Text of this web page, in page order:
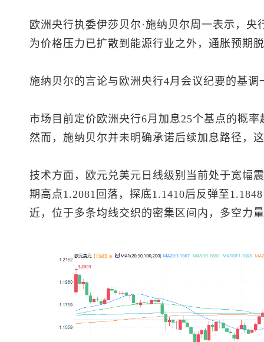
欧洲央行执委伊莎贝尔·施纳贝尔周一表示，
为价格压力已扩散到能源行业之外，通胀预期
施纳贝尔的言论与欧洲央行4月会议纪要的基
市场目前定价欧洲央行6月加息25个基点的概
然而，施纳贝尔并未明确承诺后续加息路径，
技术方面， 欧元兑美元 日线级别当前处于宽幅
期高点1.2081回落，探底1.1410后反弹至
近，位于多条均线交织的密集区间内，多空力